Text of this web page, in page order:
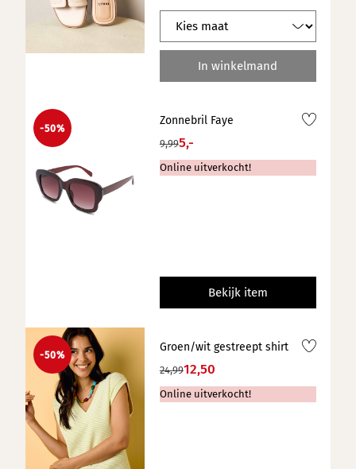
In winkelmand
-50%
Zonnebril Faye
9,995,-
Online uitverkocht!
Bekijk item
-50%
Groen/wit gestreept shirt
24,9912,50
Online uitverkocht!